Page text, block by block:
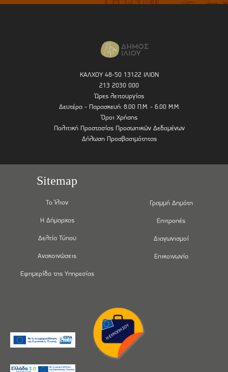
ΚΑΛΧΟΥ 48-50 13122 ΙΛΙΟΝ
213 2030 000
Ώρες λειτουργίας
Δευτέρα - Παρασκευή: 8.00 Π.Μ. - 6.00 Μ.Μ.
Όροι Χρήσης
Πολιτική Προστασίας Προσωπικών Δεδομένων
Δήλωση Προσβασιμότητας
Sitemap
Το Ίλιον
Η Δήμαρχος
Δελτία Τύπου
Ανακοινώσεις
Εφημερίδα της Υπηρεσίας
Γραμμή Δημότη
Επιτροπές
Διαγωνισμοί
Επικοινωνία